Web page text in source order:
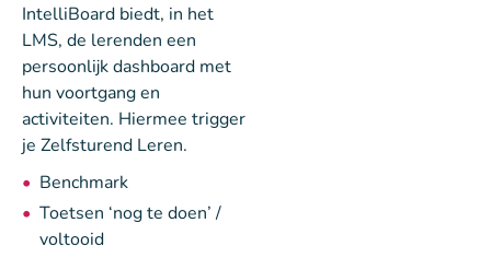
IntelliBoard biedt, in het
LMS, de lerenden een
persoonlijk dashboard met
hun voortgang en
activiteiten. Hiermee trigger
je Zelfsturend Leren.
Benchmark
Toetsen ‘nog te doen’ /
voltooid